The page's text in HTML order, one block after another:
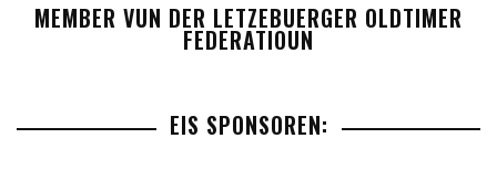
MEMBER VUN DER LETZEBUERGER OLDTIMER
FEDERATIOUN
EIS SPONSOREN: